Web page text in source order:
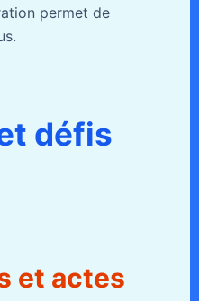
permet de
défis
et actes